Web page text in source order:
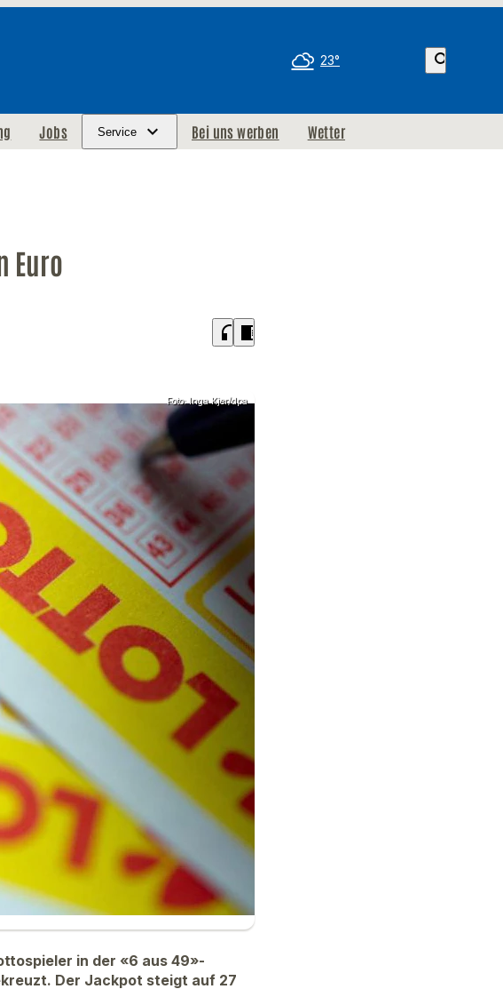
23° search
Jobs Service Bei uns werben Wetter
Euro
headphones chrome_reader_mode
Foto: Inga Kjer/dpa
in der «6 aus 49»-
Der Jackpot steigt auf 27